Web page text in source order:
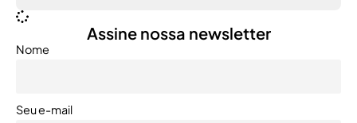
Assine nossa newsletter
Nome
Seu e-mail